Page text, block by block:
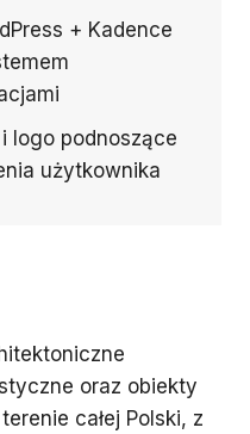
+ Kadence
logo podnoszące
użytkownika
oraz obiekty
całej Polski, z